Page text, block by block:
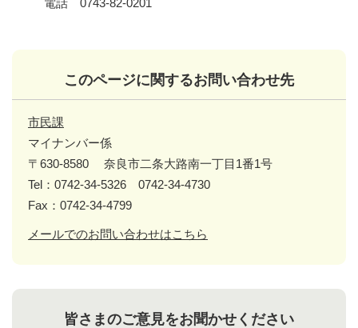
このページに関するお問い合わせ先
市民課
マイナンバー係
〒630-8580
奈良市二条大路南一丁目1番1号
Tel：0742-34-5326 0742-34-4730
Fax：0742-34-4799
メールでのお問い合わせはこちら
皆さまのご意見をお聞かせください